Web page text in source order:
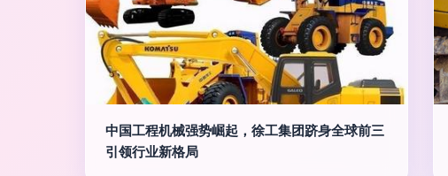
中国工程机械强势崛起，徐工集团跻身全球前三
引领行业新格局